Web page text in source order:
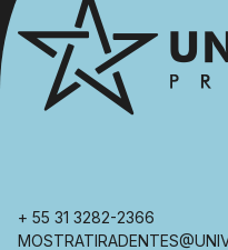
+ 55 31 3282-2366